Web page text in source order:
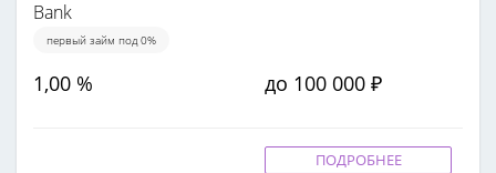
первый займ под 0%
1,00 % до 100 000 ₽
ПОДРОБНЕЕ